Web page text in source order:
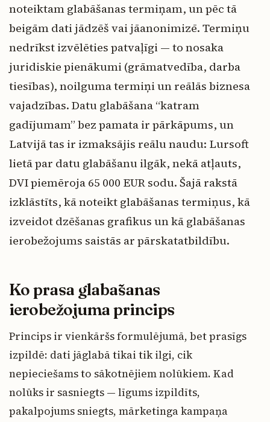
noteiktam glabāšanas termiņam, un pēc tā
beigām dati jādzēš vai jāanonimizē. Termiņu
nedrīkst izvēlēties patvaļīgi — to nosaka
juridiskie pienākumi (grāmatvedība, darba
tiesības), noilguma termiņi un reālās biznesa
vajadzības. Datu glabāšana “katram
gadījumam” bez pamata ir pārkāpums, un
Latvijā tas ir izmaksājis reālu naudu: Lursoft
lietā par datu glabāšanu ilgāk, nekā atļauts,
DVI piemēroja 65 000 EUR sodu. Šajā rakstā
izklāstīts, kā noteikt glabāšanas termiņus, kā
izveidot dzēšanas grafikus un kā glabāšanas
ierobežojums saistās ar pārskatatbildību.
Ko prasa glabāšanas
ierobežojuma princips
Princips ir vienkāršs formulējumā, bet prasīgs
izpildē: dati jāglabā tikai tik ilgi, cik
nepieciešams to sākotnējiem nolūkiem. Kad
nolūks ir sasniegts — līgums izpildīts,
pakalpojums sniegts, mārketinga kampaņa